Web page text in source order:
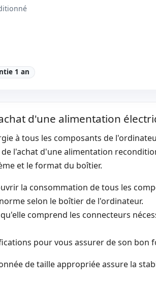
1 an
d'une alimentation
à tous les composants de
l'achat d'une alimentation
et le format du boîtier.
la consommation de tous les
selon le boîtier de l'ordinateur.
comprend les connecteurs
pour vous assurer de son bon
de taille appropriée assure la